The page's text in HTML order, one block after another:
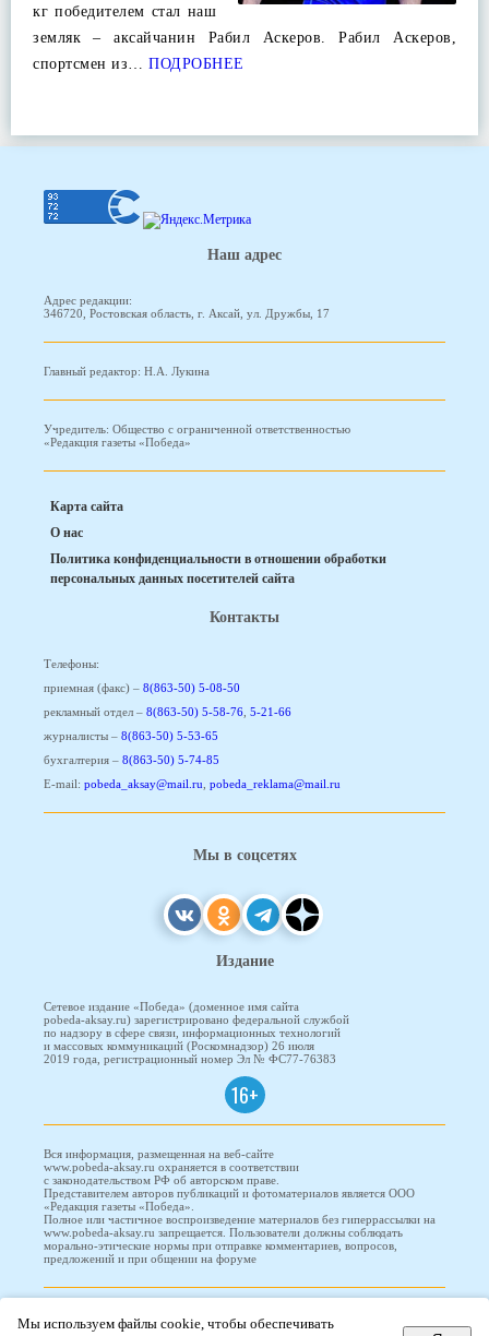
кг победителем стал наш
земляк – аксайчанин Рабил Аскеров. Рабил Аскеров,
спортсмен из… ПОДРОБНЕЕ
Наш адрес
Адрес редакции:
346720, Ростовская область, г. Аксай, ул. Дружбы, 17
Главный редактор: Н.А. Лукина
Учредитель: Общество с ограниченной ответственностью
«Редакция газеты «Победа»
Карта сайта
О нас
Политика конфиденциальности в отношении обработки
персональных данных посетителей сайта
Контакты
Телефоны:
приемная (факс) – 8(863-50) 5-08-50
рекламный отдел – 8(863-50) 5-58-76 5-21-66
журналисты – 8(863-50) 5-53-65
бухгалтерия – 8(863-50) 5-74-85
E-mail: pobeda_aksay@mail.ru pobeda_reklama@mail.ru
Мы в соцсетях
Издание
Сетевое издание «Победа» (доменное имя сайта
pobeda-aksay.ru) зарегистрировано федеральной службой
по надзору в сфере связи, информационных технологий
и массовых коммуникаций (Роскомнадзор) 26 июля
2019 года, регистрационный номер Эл № ФС77-76383
16+
Вся информация, размещенная на веб-сайте
www.pobeda-aksay.ru охраняется в соответствии
с законодательством РФ об авторском праве.
Представителем авторов публикаций и фотоматериалов является ООО
«Редакция газеты «Победа».
Полное или частичное воспроизведение материалов без гиперрассылки на
www.pobeda-aksay.ru запрещается. Пользователи должны соблюдать
морально-этические нормы при отправке комментариев, вопросов,
предложений и при общении на форуме
Мы используем файлы cookie, чтобы обеспечивать